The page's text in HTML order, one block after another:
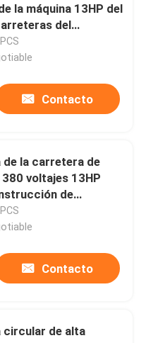
camino
la máquina 13HP del
del
1200m m
Contacto
la carretera de
voltajes 13HP
de
Contacto
circular de alta